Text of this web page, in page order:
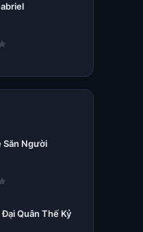
Săn Người
Đại Quân Thế Kỷ